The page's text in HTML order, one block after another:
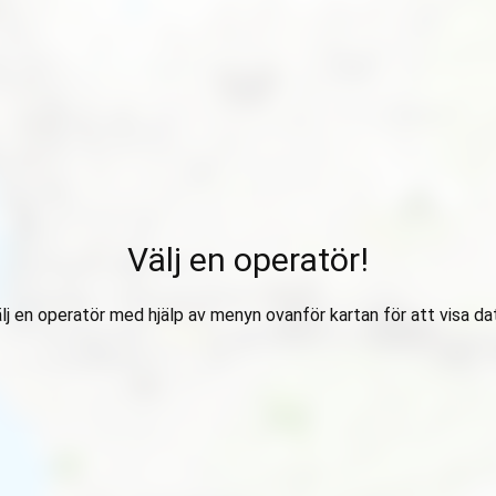
Välj en operatör!
en operatör med hjälp av menyn ovanför kartan för att visa